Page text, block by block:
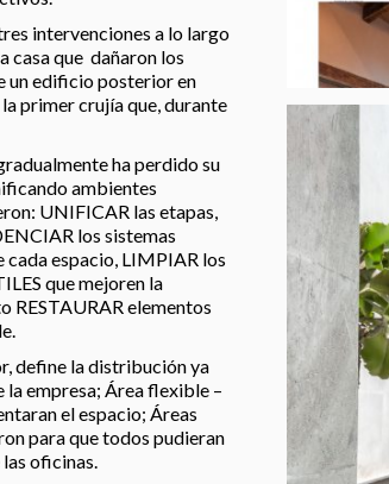
intervenciones a lo largo
casa que dañaron los
un edificio posterior en
primer crujía que, durante
ha perdido su
ambientes
UNIFICAR las etapas,
los sistemas
espacio, LIMPIAR los
que mejoren la
RESTAURAR elementos
define la distribución ya
la empresa; Área flexible –
el espacio; Áreas
para que todos pudieran
oficinas.